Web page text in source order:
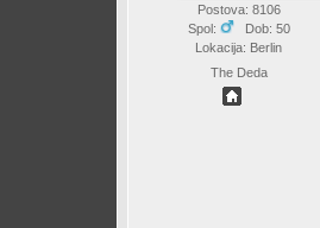
Postova: 8106
Spol:
Dob: 50
Lokacija: Berlin
The Deda